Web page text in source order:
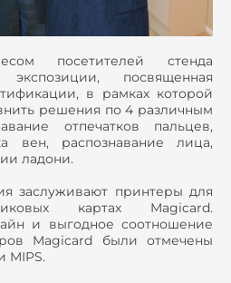
посетителей стенда
экспозиции, посвященная
в рамках которой
решения по 4 различным
отпечатков пальцев,
вен, распознавание лица,
ладони.
заслуживают принтеры для
картах Magicard.
и выгодное соотношение
Magicard были отмечены
MIPS.